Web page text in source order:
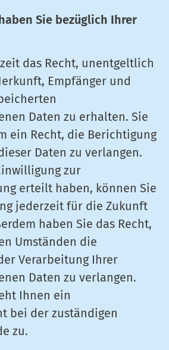
Sie bezüglich Ihrer
das Recht, unentgeltlich
Empfänger und
Daten zu erhalten. Sie
ein Recht, die Berichtigung
Daten zu verlangen.
zur
erteilt haben, können Sie
jederzeit für die Zukunft
haben Sie das Recht,
Umständen die
Verarbeitung Ihrer
Daten zu verlangen.
Ihnen ein
bei der zuständigen
zu.